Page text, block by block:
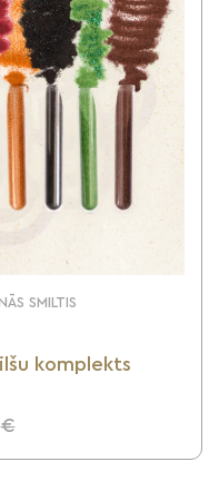
SMILTIS
komplekts
€